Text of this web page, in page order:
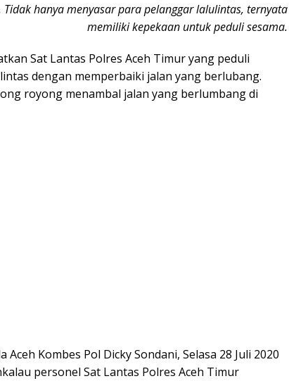
Tidak hanya menyasar para pelanggar lalulintas, ternyata
memiliki kepekaan untuk peduli sesama.
Sat Lantas Polres Aceh Timur yang peduli
dengan memperbaiki jalan yang berlubang.
royong menambal jalan yang berlumbang di
Aceh Kombes Pol Dicky Sondani, Selasa 28 Juli 2020
personel Sat Lantas Polres Aceh Timur